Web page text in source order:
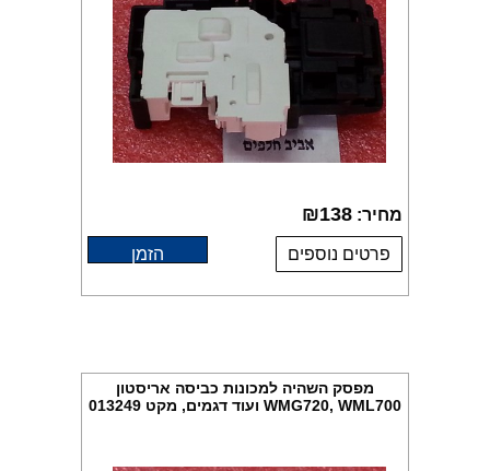
מחיר: ₪138
פרטים נוספים הזמן
מפסק השהיה למכונות כביסה אריסטון
WMG720, WML700 ועוד דגמים, מקט 013249